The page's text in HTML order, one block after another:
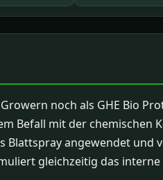
noch als GHE Bio
Befall mit der chemischen
angewendet und
gleichzeitig das